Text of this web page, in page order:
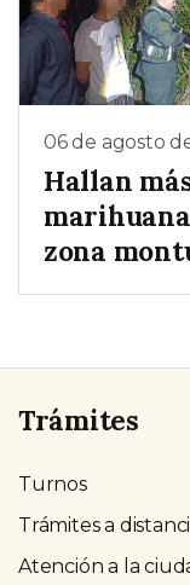
06 de agosto
Hallan
zona
Trámites
Turnos
Trámites a
Atención a la